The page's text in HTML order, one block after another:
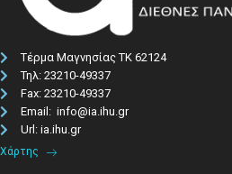
Τέρμα Μαγνησίας ΤΚ 62124
Τηλ: 23210-49337​
Fax: 23210-49337
Email: info@ia.ihu.gr
Url: ia.ihu.gr
Χάρτης